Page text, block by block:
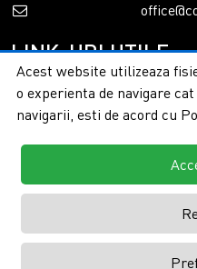
LINK-URI UTILE
Acasa
Despre noi
Formular retur
Copyright © 2026 - ColumnaShop
Acest website utilizeaza
o experienta de navigare
navigarii, esti de acord cu